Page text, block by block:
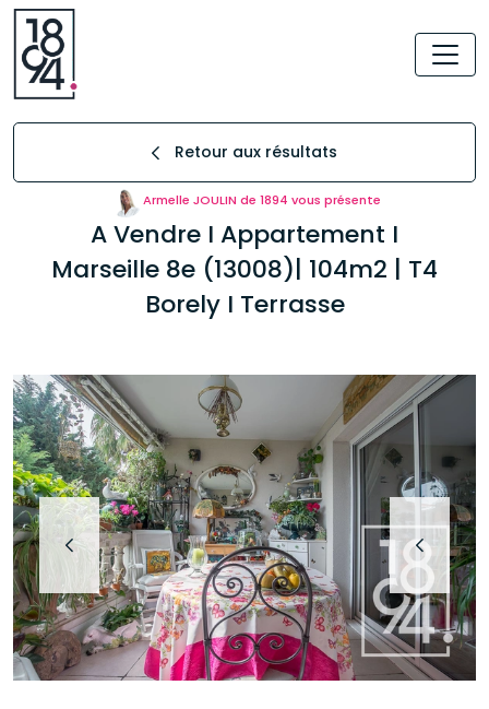
Retour aux résultats
Armelle JOULIN de 1894 vous présente
A Vendre I Appartement I
Marseille 8e (13008)| 104m2 | T4
Borely I Terrasse